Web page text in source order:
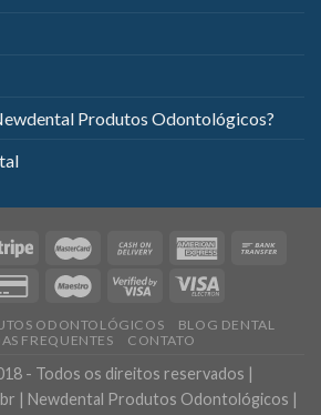
Produtos Odontológicos?
ODONTOLÓGICOS
BLOG DENTAL
FREQUENTES
CONTATO
- Todos os direitos reservados |
| Newdental Produtos Odontológicos |